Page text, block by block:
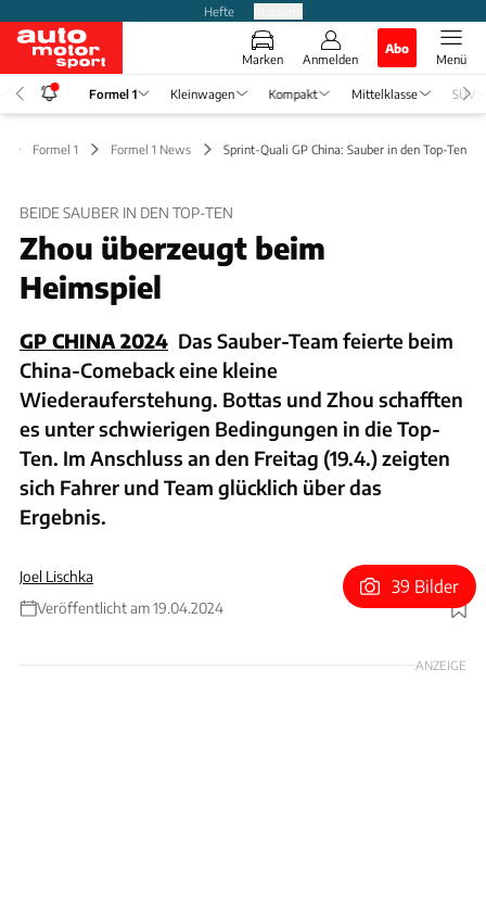
Hefte
Marken Anmelden
Abo
Menü
Formel 1 Kleinwagen Kompakt Mittelklasse SUV
Formel 1 Formel 1 News Sprint-Quali GP China: Sauber in den Top-Ten
BEIDE SAUBER IN DEN TOP-TEN
Zhou überzeugt beim
Heimspiel
GP CHINA 2024 Das Sauber-Team feierte beim
China-Comeback eine kleine
Wiederauferstehung. Bottas und Zhou schafften
es unter schwierigen Bedingungen in die Top-
Ten. Im Anschluss an den Freitag (19.4.) zeigten
sich Fahrer und Team glücklich über das
Ergebnis.
Joel Lischka
Veröffentlicht am 19.04.2024
Foto: xpb
39 Bilder
ANZEIGE